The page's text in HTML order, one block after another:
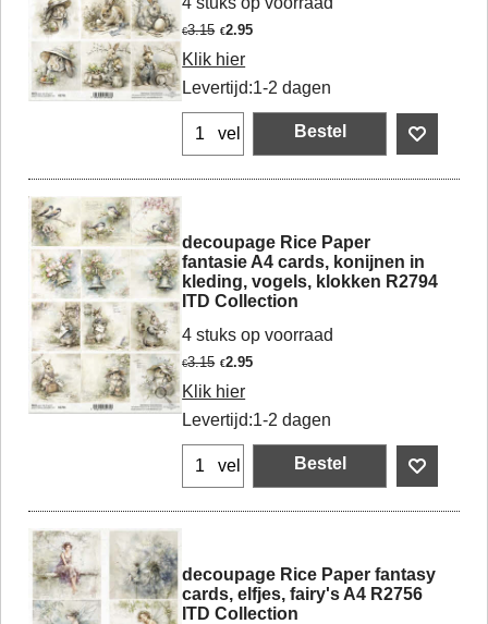
€3.15 €2.95
Klik hier
Levertijd:1-2 dagen
vel Bestel
decoupage Rice Paper
fantasie A4 cards, konijnen in
kleding, vogels, klokken R2794
ITD Collection
4 stuks op voorraad
€3.15 €2.95
Klik hier
Levertijd:1-2 dagen
vel Bestel
decoupage Rice Paper fantasy
cards, elfjes, fairy's A4 R2756
ITD Collection